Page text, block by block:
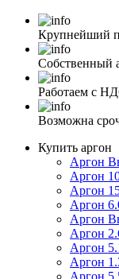
Крупнейший
Собственный
Работаем с
Возможна
Купить аргон
Аргон
Аргон
Аргон
Аргон
Аргон
Аргон
Аргон
Аргон
Аргон